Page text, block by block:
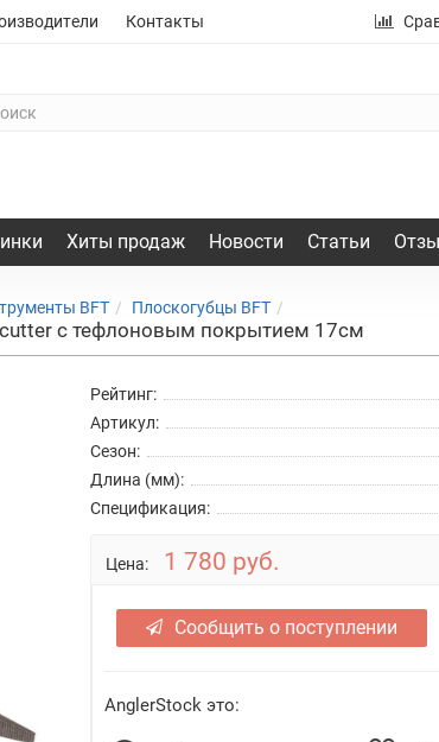
Контакты
Хиты продаж Новости Статьи
BFT Плоскогубцы BFT
с тефлоновым покрытием 17см
Рейтинг:
Артикул:
Сезон:
Длина (мм):
Спецификация:
Цена: 1 780 руб.
Сообщить о поступлении
AnglerStock это: